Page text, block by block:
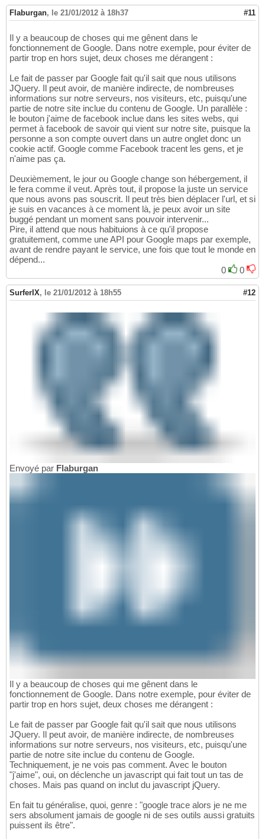
Flaburgan, le 21/01/2012 à 18h37 #11
Il y a beaucoup de choses qui me gênent dans le
fonctionnement de Google. Dans notre exemple, pour éviter de
partir trop en hors sujet, deux choses me dérangent :
Le fait de passer par Google fait qu'il sait que nous utilisons
JQuery. Il peut avoir, de manière indirecte, de nombreuses
informations sur notre serveurs, nos visiteurs, etc, puisqu'une
partie de notre site inclue du contenu de Google. Un parallèle :
le bouton j'aime de facebook inclue dans les sites webs, qui
permet à facebook de savoir qui vient sur notre site, puisque la
personne a son compte ouvert dans un autre onglet donc un
cookie actif. Google comme Facebook tracent les gens, et je
n'aime pas ça.
Deuxièmement, le jour ou Google change son hébergement, il
le fera comme il veut. Après tout, il propose la juste un service
que nous avons pas souscrit. Il peut très bien déplacer l'url, et si
je suis en vacances à ce moment là, je peux avoir un site
buggé pendant un moment sans pouvoir intervenir...
Pire, il attend que nous habituions à ce qu'il propose
gratuitement, comme une API pour Google maps par exemple,
avant de rendre payant le service, une fois que tout le monde en
dépend...
0
0
SurferIX, le 21/01/2012 à 18h55 #12
Envoyé par Flaburgan
Il y a beaucoup de choses qui me gênent dans le
fonctionnement de Google. Dans notre exemple, pour éviter de
partir trop en hors sujet, deux choses me dérangent :
Le fait de passer par Google fait qu'il sait que nous utilisons
JQuery. Il peut avoir, de manière indirecte, de nombreuses
informations sur notre serveurs, nos visiteurs, etc, puisqu'une
partie de notre site inclue du contenu de Google.
Techniquement, je ne vois pas comment. Avec le bouton
"j'aime", oui, on déclenche un javascript qui fait tout un tas de
choses. Mais pas quand on inclut du javascript jQuery.
En fait tu généralise, quoi, genre : "google trace alors je ne me
sers absolument jamais de google ni de ses outils aussi gratuits
puissent ils être".